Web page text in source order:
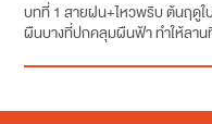
บทที่ 1 สายฝน+ไหวพริบ ต้นฤดูใ
ผืนบางที่ปกคลุมผืนฟ้า ทำให้ลาน